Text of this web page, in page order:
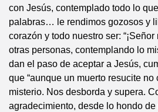
con Jesús, contemplado todo lo
palabras… le rendimos gozosos y
corazón y todo nuestro ser: “¡Señor
otras personas, contemplando lo
dan el paso de aceptar a Jesús,
que “aunque un muerto resucite no
misterio. Nos desborda y supera.
agradecimiento, desde lo hondo de